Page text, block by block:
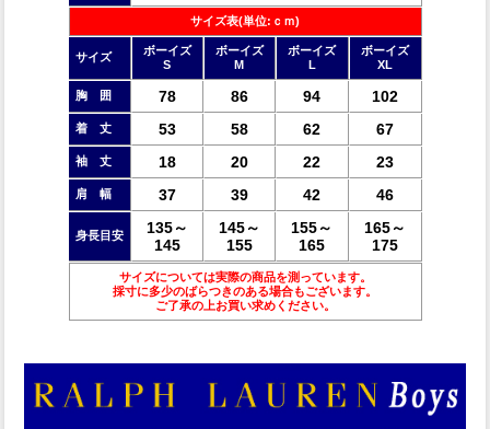
サイズ表(単位:ｃｍ)
サイズ
ボーイズ
S
ボーイズ
M
ボーイズ
L
ボーイズ
XL
胸 囲 78 86 94 102
着 丈 53 58 62 67
袖 丈 18 20 22 23
肩 幅 37 39 42 46
身長目安
135～
145
145～
155
155～
165
165～
175
サイズについては実際の商品を測っています。
採寸に多少のばらつきのある場合もございます。
ご了承の上お買い求めください。